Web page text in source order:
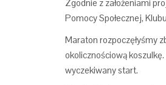
Zgodnie z założeniami
Pomocy Społecznej,
Maraton rozpoczęłyśmy
okolicznościową
wyczekiwany start.